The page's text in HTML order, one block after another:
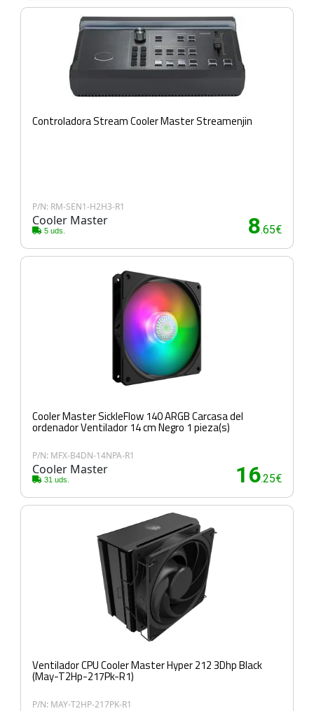
Controladora Stream Cooler Master Streamenjin
P/N: RM-SEN1-H2H3-R1
Cooler Master
5 uds. 8.65€
Cooler Master SickleFlow 140 ARGB Carcasa del
ordenador Ventilador 14 cm Negro 1 pieza(s)
P/N: MFX-B4DN-14NPA-R1
Cooler Master
31 uds. 16.25€
Ventilador CPU Cooler Master Hyper 212 3Dhp Black
(May-T2Hp-217Pk-R1)
P/N: MAY-T2HP-217PK-R1